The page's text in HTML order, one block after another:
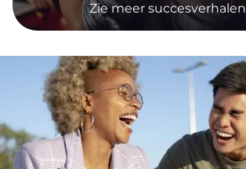
Zie meer succesverhalen